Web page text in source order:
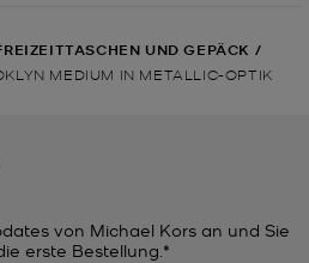
UND GEPÄCK /
MEDIUM IN METALLIC-OPTIK
von Michael Kors an und Sie
erste Bestellung.*